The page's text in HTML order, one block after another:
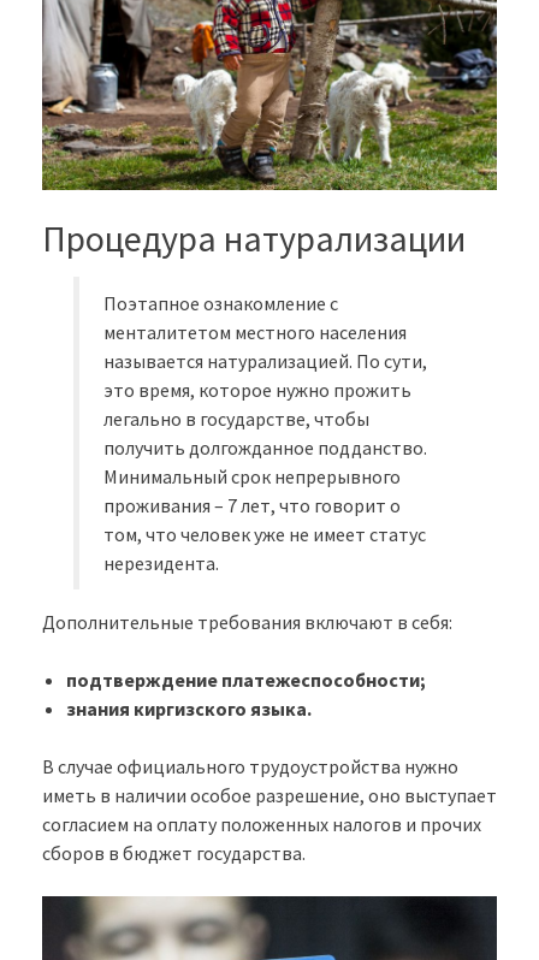
Процедура натурализации
Поэтапное ознакомление с
менталитетом местного населения
называется натурализацией. По сути,
это время, которое нужно прожить
легально в государстве, чтобы
получить долгожданное подданство.
Минимальный срок непрерывного
проживания – 7 лет, что говорит о
том, что человек уже не имеет статус
нерезидента.
Дополнительные требования включают в себя:
подтверждение платежеспособности;
знания киргизского языка.
В случае официального трудоустройства нужно
иметь в наличии особое разрешение, оно выступает
согласием на оплату положенных налогов и прочих
сборов в бюджет государства.